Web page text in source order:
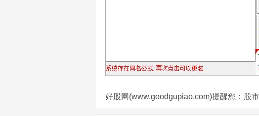
好股网(www.goodgupiao.com)提醒您：股